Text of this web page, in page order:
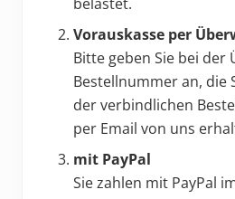
Vorauskasse per
Bitte geben Sie bei der
Bestellnummer an, die
der verbindlichen
per Email von uns
mit PayPal
Sie zahlen mit PayPal